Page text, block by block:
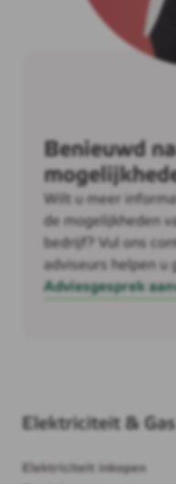
Benieuwd
Wilt u meer
de mogelijkheden
bedrijf? Vul ons
adviseurs helpen u
Adviesgesprek
Elektriciteit & Gas
Elektriciteit inkopen